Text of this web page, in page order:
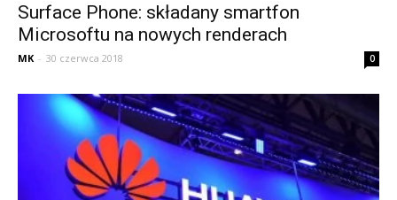
Surface Phone: składany smartfon
Microsoftu na nowych renderach
MK - 30 czerwca 2018 0